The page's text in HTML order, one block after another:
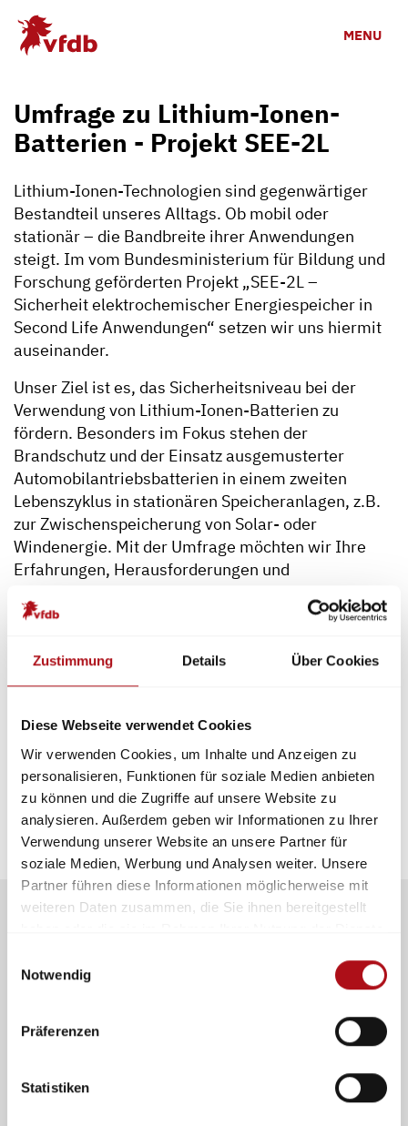
Zustimmung Details Über Cookies
Diese Webseite verwendet Cookies
Wir verwenden Cookies, um Inhalte und Anzeigen zu
personalisieren, Funktionen für soziale Medien anbieten
zu können und die Zugriffe auf unsere Website zu
analysieren. Außerdem geben wir Informationen zu Ihrer
Verwendung unserer Website an unsere Partner für
soziale Medien, Werbung und Analysen weiter. Unsere
Partner führen diese Informationen möglicherweise mit
weiteren Daten zusammen, die Sie ihnen bereitgestellt
Notwendig
Präferenzen
Statistiken
Skip to main content
MENU
Umfrage zu Lithium-Ionen-
Batterien - Projekt SEE-2L
Lithium-Ionen-Technologien sind gegenwärtiger
Bestandteil unseres Alltags. Ob mobil oder
stationär – die Bandbreite ihrer Anwendungen
steigt. Im vom Bundesministerium für Bildung und
Forschung geförderten Projekt „SEE-2L –
Sicherheit elektrochemischer Energiespeicher in
Second Life Anwendungen“ setzen wir uns hiermit
auseinander.
Unser Ziel ist es, das Sicherheitsniveau bei der
Verwendung von Lithium-Ionen-Batterien zu
fördern. Besonders im Fokus stehen der
Brandschutz und der Einsatz ausgemusterter
Automobilantriebsbatterien in einem zweiten
Lebenszyklus in stationären Speicheranlagen, z.B.
zur Zwischenspeicherung von Solar- oder
Windenergie. Mit der Umfrage möchten wir Ihre
Erfahrungen, Herausforderungen und
zielgenaue Forschung für die Anwendung
Die Ergebnisse der vorangegangenen Umfragen
Umfrageergebnisse
Für weitere Fragen wenden Sie sich bitte anDr.
Sarah-K. Hahn.
knüpfen
im Netzwerk für Schutz, Rettung